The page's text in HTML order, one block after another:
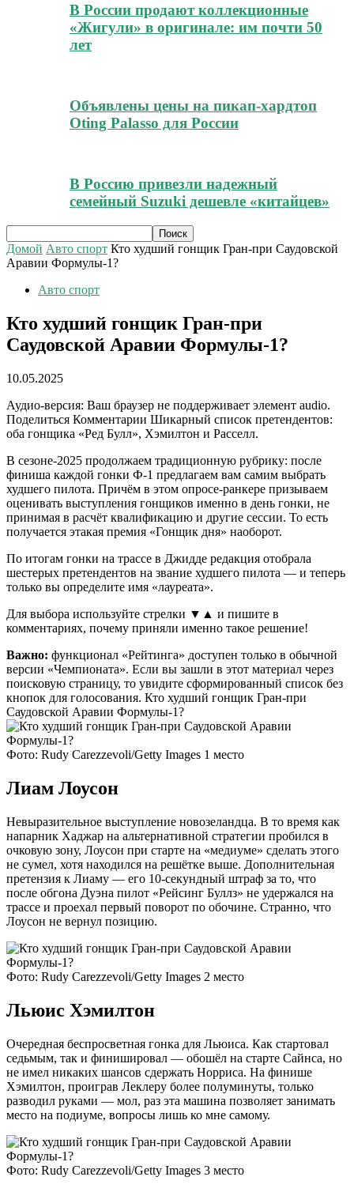
В России продают коллекционные
«Жигули» в оригинале: им почти 50
лет
Объявлены цены на пикап-хардтоп
Oting Palasso для России
В Россию привезли надежный
семейный Suzuki дешевле «китайцев»
Домой Авто спорт Кто худший гонщик Гран-при Саудовской
Аравии Формулы-1?
Авто спорт
Кто худший гонщик Гран-при
Саудовской Аравии Формулы-1?
10.05.2025
Аудио-версия: Ваш браузер не поддерживает элемент audio.
Поделиться Комментарии Шикарный список претендентов:
оба гонщика «Ред Булл», Хэмилтон и Расселл.
В сезоне-2025 продолжаем традиционную рубрику: после
финиша каждой гонки Ф-1 предлагаем вам самим выбрать
худшего пилота. Причём в этом опросе-ранкере призываем
оценивать выступления гонщиков именно в день гонки, не
принимая в расчёт квалификацию и другие сессии. То есть
получается этакая премия «Гонщик дня» наоборот.
По итогам гонки на трассе в Джидде редакция отобрала
шестерых претендентов на звание худшего пилота — и теперь
только вы определите имя «лауреата».
Для выбора используйте стрелки ▼▲ и пишите в
комментариях, почему приняли именно такое решение!
Важно: функционал «Рейтинга» доступен только в обычной
версии «Чемпионата». Если вы зашли в этот материал через
поисковую страницу, то увидите сформированный список без
кнопок для голосования. Кто худший гонщик Гран-при
Саудовской Аравии Формулы-1?
Фото: Rudy Carezzevoli/Getty Images 1 место
Лиам Лоусон
Невыразительное выступление новозеландца. В то время как
напарник Хаджар на альтернативной стратегии пробился в
очковую зону, Лоусон при старте на «медиуме» сделать этого
не сумел, хотя находился на решётке выше. Дополнительная
претензия к Лиаму — его 10-секундный штраф за то, что
после обгона Дуэна пилот «Рейсинг Буллз» не удержался на
трассе и проехал первый поворот по обочине. Странно, что
Лоусон не вернул позицию.
Фото: Rudy Carezzevoli/Getty Images 2 место
Льюис Хэмилтон
Очередная беспросветная гонка для Льюиса. Как стартовал
седьмым, так и финишировал — обошёл на старте Сайнса, но
не имел никаких шансов сдержать Норриса. На финише
Хэмилтон, проиграв Леклеру более полуминуты, только
разводил руками — мол, раз эта машина позволяет занимать
место на подиуме, вопросы лишь ко мне самому.
Фото: Rudy Carezzevoli/Getty Images 3 место